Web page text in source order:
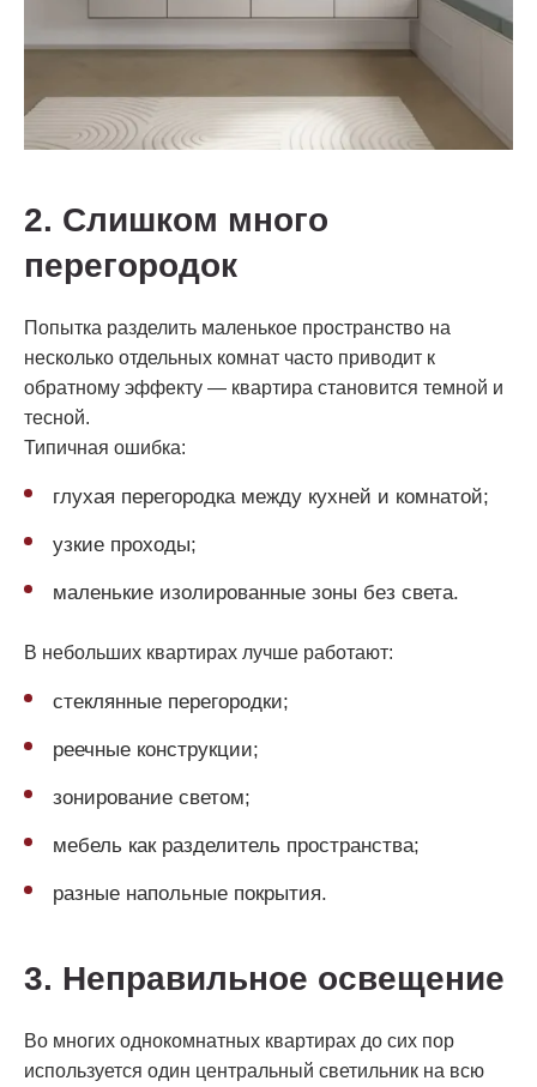
2. Слишком много
перегородок
Попытка разделить маленькое пространство на
несколько отдельных комнат часто приводит к
обратному эффекту — квартира становится темной и
тесной.
Типичная ошибка:
глухая перегородка между кухней и комнатой;
узкие проходы;
маленькие изолированные зоны без света.
В небольших квартирах лучше работают:
стеклянные перегородки;
реечные конструкции;
зонирование светом;
мебель как разделитель пространства;
разные напольные покрытия.
3. Неправильное освещение
Во многих однокомнатных квартирах до сих пор
используется один центральный светильник на всю